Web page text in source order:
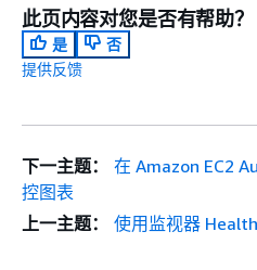
此页内容对您是否有帮助？
是
否
提供反馈
下一主题：
在 Amazon EC2
控图表
上一主题：
使用监视器